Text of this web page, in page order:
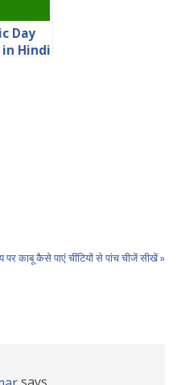
Day
in Hindi
काबू कैसे पाएं चींटियों से पांच चीजें सीखें »